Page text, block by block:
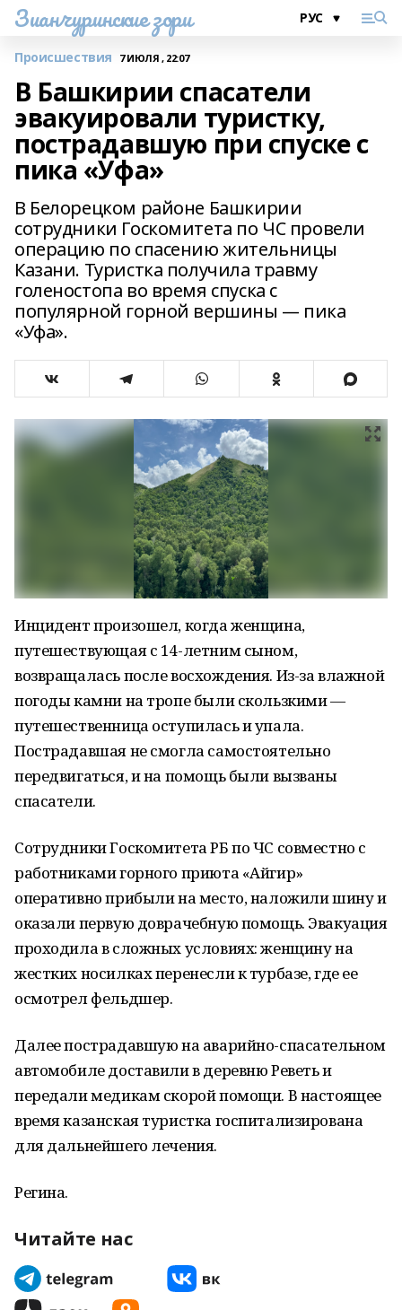
Зианчуринские зори
Происшествия 7 ИЮЛЯ , 22:07
В Башкирии спасатели
эвакуировали туристку,
пострадавшую при спуске с
пика «Уфа»
В Белорецком районе Башкирии
сотрудники Госкомитета по ЧС провели
операцию по спасению жительницы
Казани. Туристка получила травму
голеностопа во время спуска с
популярной горной вершины — пика
«Уфа».
Инцидент произошел, когда женщина,
путешествующая с 14-летним сыном,
возвращалась после восхождения. Из-за влажной
погоды камни на тропе были скользкими —
путешественница оступилась и упала.
Пострадавшая не смогла самостоятельно
передвигаться, и на помощь были вызваны
спасатели.
Сотрудники Госкомитета РБ по ЧС совместно с
работниками горного приюта «Айгир»
оперативно прибыли на место, наложили шину и
оказали первую доврачебную помощь. Эвакуация
проходила в сложных условиях: женщину на
жестких носилках перенесли к турбазе, где ее
осмотрел фельдшер.
Далее пострадавшую на аварийно-спасательном
автомобиле доставили в деревню Реветь и
передали медикам скорой помощи. В настоящее
время казанская туристка госпитализирована
для дальнейшего лечения.
Регина.
Читайте нас